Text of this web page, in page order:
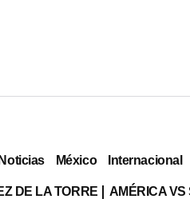
México Internacional
DE LA TORRE AMÉRICA VS